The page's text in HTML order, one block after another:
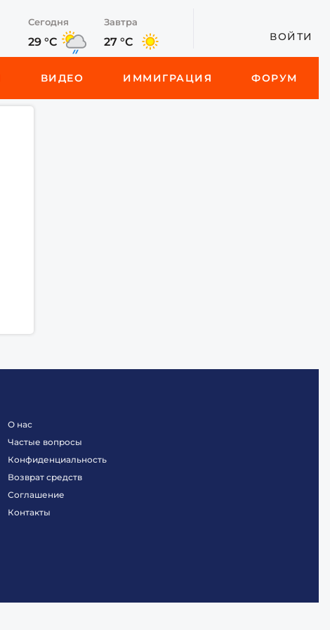
Сегодня
29 °C
Завтра
27 °C ВОЙТИ
ВИДЕО ИММИГРАЦИЯ ФОРУМ
О нас
Частые вопросы
Конфиденциальность
Возврат средств
Соглашение
Контакты